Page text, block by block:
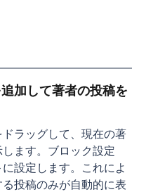
加して著者の投稿を
ドラッグして、現在の著
ます。ブロック設定
に設定します。これによ
投稿のみが自動的に表